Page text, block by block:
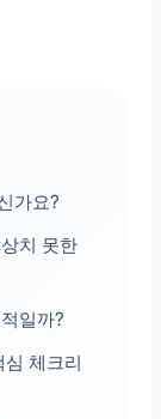
가요?
치 못한
일까?
체크리